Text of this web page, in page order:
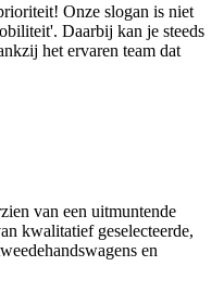
Onze slogan is niet
Daarbij kan je steeds
het ervaren team dat
van een uitmuntende
kwalitatief geselecteerde,
en